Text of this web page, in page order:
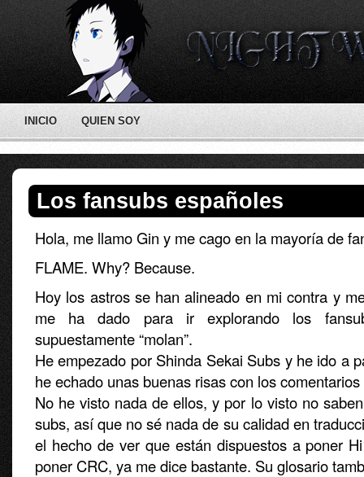
INICIO QUIEN SOY
Los fansubs españoles
Hola, me llamo Gin y me cago en la mayoría de
FLAME. Why? Because.
Hoy los astros se han alineado en mi contra y
me ha dado para ir explorando los
supuestamente “molan”.
He empezado por Shinda Sekai Subs y he ido a
he echado unas buenas risas con los
No he visto nada de ellos, y por lo visto no
subs, así que no sé nada de su calidad en
el hecho de ver que están dispuestos a poner
poner CRC, ya me dice bastante. Su glosario